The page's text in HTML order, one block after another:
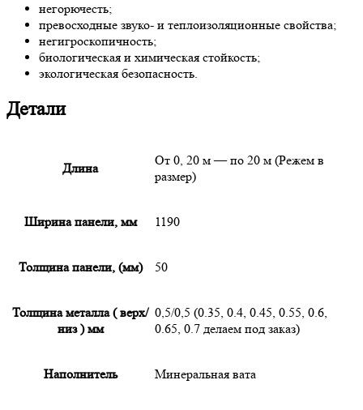
негорючесть;
превосходные звуко- и теплоизоляционные свойства;
негигроскопичность;
биологическая и химическая стойкость;
экологическая безопасность.
Детали
Длина
От 0, 20 м — по 20 м (Режем в
размер)
Ширина панели, мм 1190
Толщина панели, (мм) 50
Толщина металла ( верх/
низ ) мм
0,5/0,5 (0.35, 0.4, 0.45, 0.55, 0.6,
0.65, 0.7 делаем под заказ)
Наполнитель Минеральная вата